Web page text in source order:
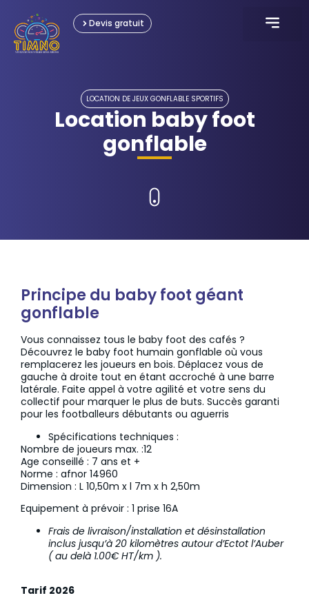
Devis gratuit
LOCATION DE JEUX GONFLABLE SPORTIFS
Location baby foot
gonflable
Principe du baby foot géant
gonflable
Vous connaissez tous le baby foot des cafés ?
Découvrez le baby foot humain gonflable où vous
remplacerez les joueurs en bois. Déplacez vous de
gauche à droite tout en étant accroché à une barre
latérale. Faite appel à votre agilité et votre sens du
collectif pour marquer le plus de buts. Succès garanti
pour les footballeurs débutants ou aguerris
Spécifications techniques :
Nombre de joueurs max. :12
Age conseillé : 7 ans et +
Norme : afnor 14960
Dimension : L 10,50m x l 7m x h 2,50m
Equipement à prévoir : 1 prise 16A
Frais de livraison/installation et désinstallation
inclus jusqu’à 20 kilomètres autour d’Ectot l’Auber
( au delà 1.00€ HT/km ).
Tarif 2026